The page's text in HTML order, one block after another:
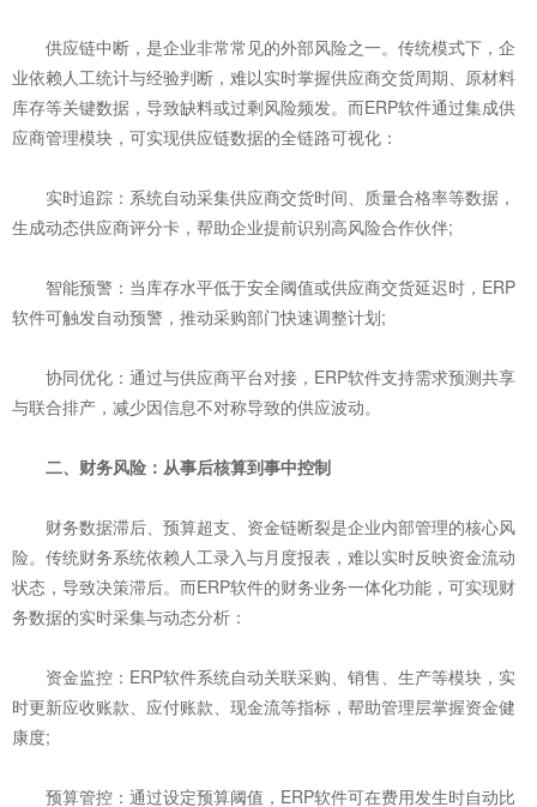
供应链中断，是企业非常常见的外部风险之一。传统模式下，企
业依赖人工统计与经验判断，难以实时掌握供应商交货周期、原材料
库存等关键数据，导致缺料或过剩风险频发。而ERP软件通过集成供
应商管理模块，可实现供应链数据的全链路可视化：
实时追踪：系统自动采集供应商交货时间、质量合格率等数据，
生成动态供应商评分卡，帮助企业提前识别高风险合作伙伴;
智能预警：当库存水平低于安全阈值或供应商交货延迟时，ERP
软件可触发自动预警，推动采购部门快速调整计划;
协同优化：通过与供应商平台对接，ERP软件支持需求预测共享
与联合排产，减少因信息不对称导致的供应波动。
二、财务风险：从事后核算到事中控制
财务数据滞后、预算超支、资金链断裂是企业内部管理的核心风
险。传统财务系统依赖人工录入与月度报表，难以实时反映资金流动
状态，导致决策滞后。而ERP软件的财务业务一体化功能，可实现财
务数据的实时采集与动态分析：
资金监控：ERP软件系统自动关联采购、销售、生产等模块，实
时更新应收账款、应付账款、现金流等指标，帮助管理层掌握资金健
康度;
预算管控：通过设定预算阈值，ERP软件可在费用发生时自动比